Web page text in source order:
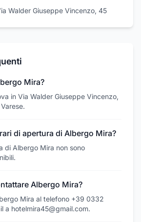
Walder Giuseppe Vincenzo, 45
Mira?
in Via Walder Giuseppe Vincenzo,
di apertura di Albergo Mira?
di Albergo Mira non sono
Albergo Mira?
Mira al telefono +39 0332
a hotelmira45@gmail.com.